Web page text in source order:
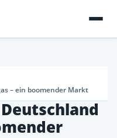
– ein boomender Markt